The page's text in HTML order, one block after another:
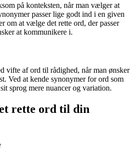
på konteksten, når man vælger at
passer lige godt ind i en given
om at vælge det rette ord, der passer
at kommunikere i.
vifte af ord til rådighed, når man ønsker
Ved at kende synonymer for ord som
sprog mere nuancer og variation.
rette ord til din